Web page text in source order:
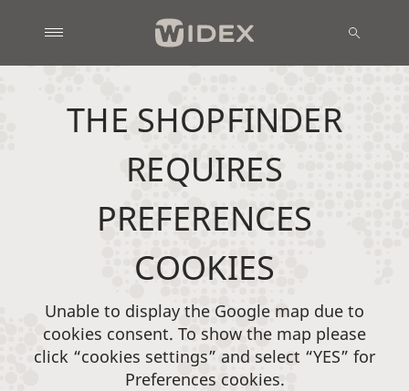
THE SHOPFINDER
REQUIRES
PREFERENCES
COOKIES
Unable to display the Google map due to
cookies consent. To show the map please
click “cookies settings” and select “YES” for
Preferences cookies.